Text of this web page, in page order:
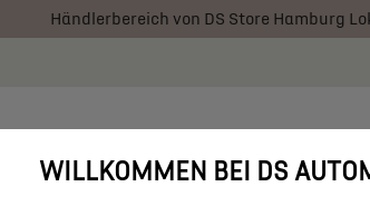
Händlerbereich von DS Store Hamburg
WILLKOMMEN BEI DS